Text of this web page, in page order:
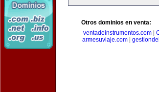
Otros dominios en venta:
ventadeinstrumentos.com
armesuviaje.com|